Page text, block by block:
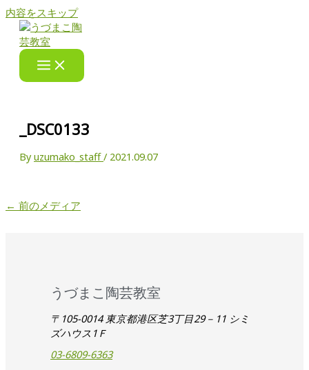
内容をスキップ
_DSC0133
Byuzumako_staff/ 2021.09.07
← 前のメディア
うづまこ陶芸教室
〒105-0014 東京都港区芝3丁目29－11 シミ
ズハウス1Ｆ
03-6809-6363